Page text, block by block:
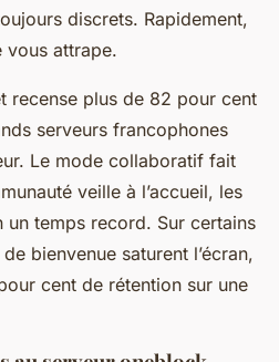
discrets. Rapidement,
vous attrape.
recense plus de 82 pour cent
serveurs francophones
Le mode collaboratif fait
veille à l’accueil, les
un temps record. Sur certains
bienvenue saturent l’écran,
cent de rétention sur une